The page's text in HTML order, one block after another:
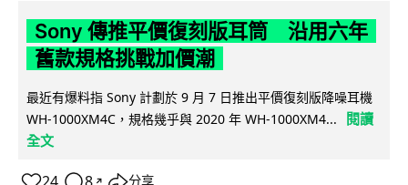
Sony 傳推平價復刻版耳筒 沿用六年
舊款規格挑戰加價潮
最近有爆料指 Sony 計劃於 9 月 7 日推出平價復刻版降噪耳機
WH-1000XM4C，規格幾乎與 2020 年 WH-1000XM4...
閱讀
全文
↗ 分享